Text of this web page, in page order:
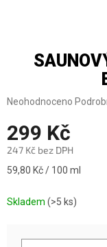
Průměrné
produktu
je
0,0
z
Neohodnoceno
299 Kč
247 Kč bez DPH
Měrná
59,80 Kč / 100 ml
Skladem (>5 ks)